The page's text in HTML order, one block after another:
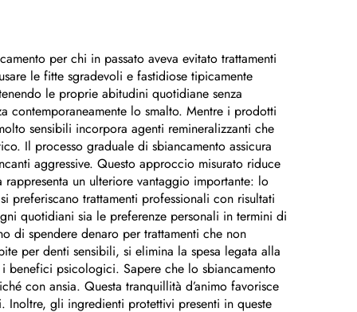
per chi in passato aveva evitato trattamenti
le fitte sgradevoli e fastidiose tipicamente
le proprie abitudini quotidiane senza
lo smalto. Mentre i prodotti
sensibili incorpora agenti remineralizzanti che
Il processo graduale di sbiancamento assicura
aggressive. Questo approccio misurato riduce
un ulteriore vantaggio importante: lo
trattamenti professionali con risultati
quotidiani sia le preferenze personali in termini di
di spendere denaro per trattamenti che non
per denti sensibili, si elimina la spesa legata alla
benefici psicologici. Sapere che lo sbiancamento
con ansia. Questa tranquillità d’animo favorisce
Inoltre, gli ingredienti protettivi presenti in queste